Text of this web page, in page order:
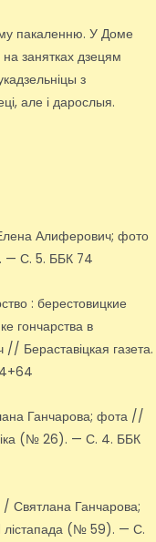
пакаленню. У Доме
занятках дзецям
з
але і дарослыя.
Алиферович; фото
— С. 5. ББК 74
: берестовицкие
гончарства в
Бераставіцкая газета.
Ганчарова; фота //
(№ 26). — С. 4. ББК
/ Святлана Ганчарова;
лістапада (№ 59). — С.